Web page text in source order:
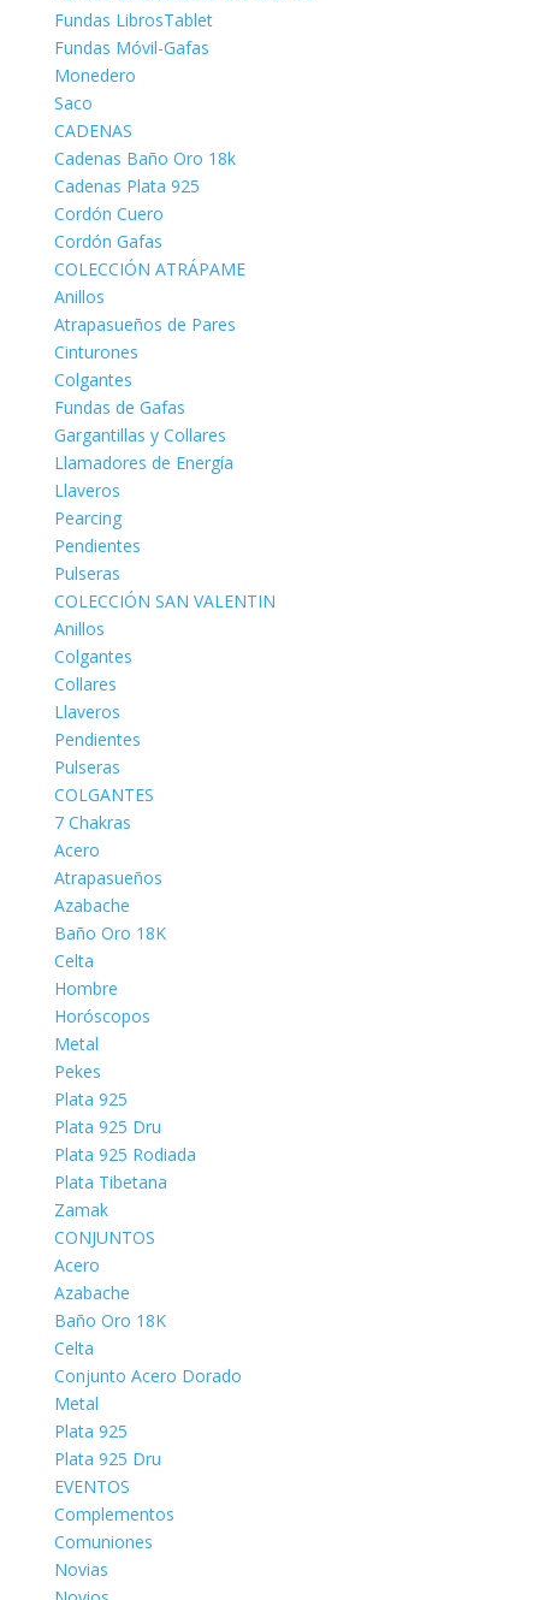
Fundas LibrosTablet
Fundas Móvil-Gafas
Monedero
Saco
CADENAS
Cadenas Baño Oro 18k
Cadenas Plata 925
Cordón Cuero
Cordón Gafas
COLECCIÓN ATRÁPAME
Anillos
Atrapasueños de Pares
Cinturones
Colgantes
Fundas de Gafas
Gargantillas y Collares
Llamadores de Energía
Llaveros
Pearcing
Pendientes
Pulseras
COLECCIÓN SAN VALENTIN
Anillos
Colgantes
Collares
Llaveros
Pendientes
Pulseras
COLGANTES
7 Chakras
Acero
Atrapasueños
Azabache
Baño Oro 18K
Celta
Hombre
Horóscopos
Metal
Pekes
Plata 925
Plata 925 Dru
Plata 925 Rodiada
Plata Tibetana
Zamak
CONJUNTOS
Acero
Azabache
Baño Oro 18K
Celta
Conjunto Acero Dorado
Metal
Plata 925
Plata 925 Dru
EVENTOS
Complementos
Comuniones
Novias